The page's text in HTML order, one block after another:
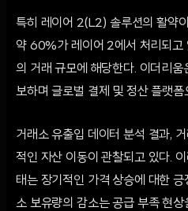
특히 레이어 2(L2) 솔루션의 활약
약 60%가 레이어 2에서 처리되고
의 거래 규모에 해당한다. 이더리
보하며 글로벌 결제 및 정산 플랫
거래소 유출입 데이터 분석 결과,
적인 자산 이동이 관찰되고 있다.
태는 장기적인 가격 상승에 대한
소 보유량의 감소는 공급 부족 현